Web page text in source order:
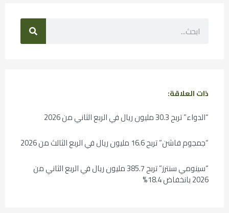
ذات العلاقة:
“الدواء” تربح 30.3 مليون ريال في الربع الثاني من 2026
“جمجوم فاشن” تربح 16.6 مليون ريال في الربع الثالث من 2026
“سينومي سنترز” تربح 385.7 مليون ريال في الربع الثاني من
2026 بانخفاض 18.4%